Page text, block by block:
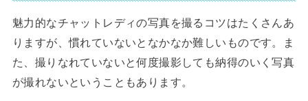
魅力的なチャットレディの写真を撮るコツはたくさんあ
りますが、慣れていないとなかなか難しいものです。ま
た、撮りなれていないと何度撮影しても納得のいく写真
が撮れないということもあります。